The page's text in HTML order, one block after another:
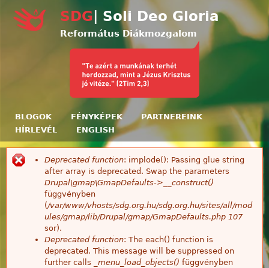
Ugrás a tartalomra
SDG | Soli Deo Gloria
Református Diákmozgalom
BLOGOK FÉNYKÉPEK
PARTNEREINK
HÍRLEVÉL
ENGLISH
Hibaüzenet
Deprecated function: implode(): Passing glue string
after array is deprecated. Swap the parameters
Drupal\gmap\GmapDefaults->__construct()
függvényben
(/var/www/vhosts/sdg.org.hu/sdg.org.hu/sites/all/mod
ules/gmap/lib/Drupal/gmap/GmapDefaults.php 107
sor).
Deprecated function: The each() function is
deprecated. This message will be suppressed on
further calls
_menu_load_objects() függvényben